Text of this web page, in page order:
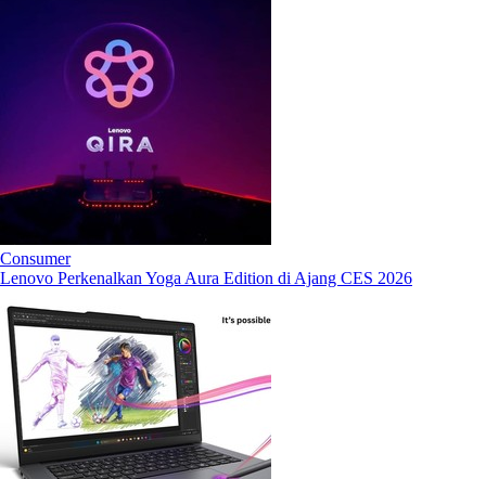
Consumer
Lenovo Perkenalkan Yoga Aura Edition di Ajang CES 2026